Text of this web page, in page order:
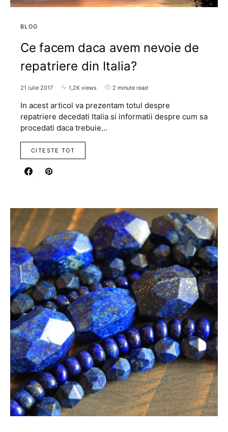
BLOG
Ce facem daca avem nevoie de
repatriere din Italia?
21 iulie 2017 1,2K views 2 minute read
In acest articol va prezentam totul despre
repatriere decedati Italia si informatii despre cum sa
procedati daca trebuie…
CITESTE TOT